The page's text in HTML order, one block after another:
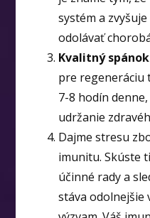
systém a
odolávať
Kvalitný
pre regeneráciu
7-8 hodín
udržanie
Dajme stresu
imunitu. Skúste
účinné rady a
stáva odolnejšie